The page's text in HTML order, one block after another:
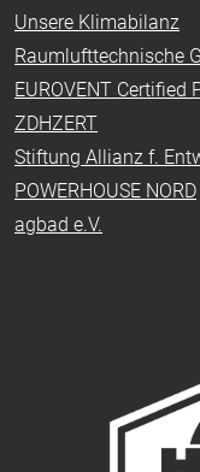
Unsere Klimabilanz
Raumlufttechnische
EUROVENT Certified
ZDHZERT
Stiftung Allianz f.
POWERHOUSE NORD
agbad e.V.